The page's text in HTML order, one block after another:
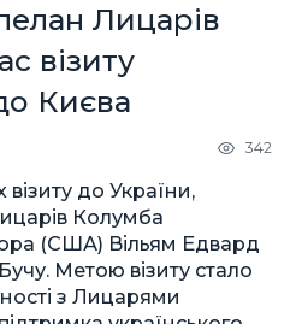
Лицарів
візиту
Києва
342
до України,
Колумба
(США) Вільям Едвард
Метою візиту стало
з Лицарями